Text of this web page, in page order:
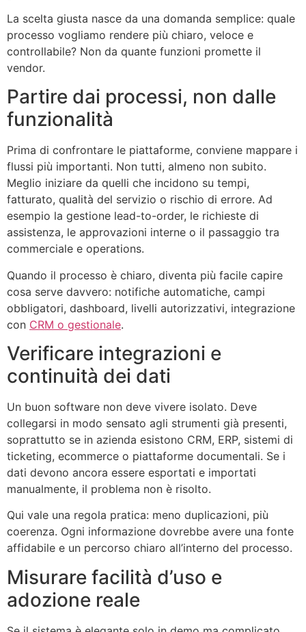
La scelta giusta nasce da una domanda semplice: quale
processo vogliamo rendere più chiaro, veloce e
controllabile? Non da quante funzioni promette il
vendor.
Partire dai processi, non dalle
funzionalità
Prima di confrontare le piattaforme, conviene mappare i
flussi più importanti. Non tutti, almeno non subito.
Meglio iniziare da quelli che incidono su tempi,
fatturato, qualità del servizio o rischio di errore. Ad
esempio la gestione lead-to-order, le richieste di
assistenza, le approvazioni interne o il passaggio tra
commerciale e operations.
Quando il processo è chiaro, diventa più facile capire
cosa serve davvero: notifiche automatiche, campi
obbligatori, dashboard, livelli autorizzativi, integrazione
con CRM o gestionale.
Verificare integrazioni e
continuità dei dati
Un buon software non deve vivere isolato. Deve
collegarsi in modo sensato agli strumenti già presenti,
soprattutto se in azienda esistono CRM, ERP, sistemi di
ticketing, ecommerce o piattaforme documentali. Se i
dati devono ancora essere esportati e importati
manualmente, il problema non è risolto.
Qui vale una regola pratica: meno duplicazioni, più
coerenza. Ogni informazione dovrebbe avere una fonte
affidabile e un percorso chiaro all’interno del processo.
Misurare facilità d’uso e
adozione reale